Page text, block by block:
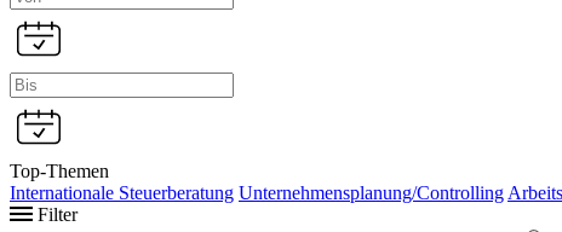
Top-Themen
Internationale Steuerberatung Unternehmensplanung/Controlling
Filter